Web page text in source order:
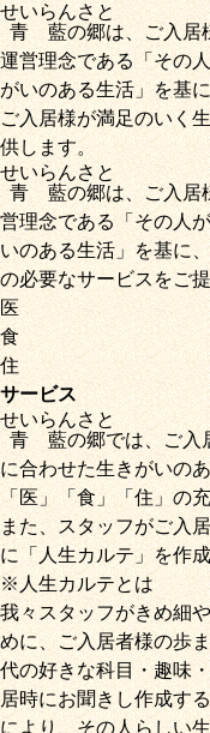
青藍
せいらん
の郷
さと
は、ご入居
運営理念である「その
がいのある生活」を基
ご入居様が満足のいく
供します。
青藍
せいらん
の郷
さと
は、ご入居
営理念である「その人
いのある生活」を基に、
の必要なサービスをご
医
食
住
サービス
青藍
せいらん
の郷
さと
では、ご入
に合わせた生きがいの
「医」 「食」「住」の
また、スタッフがご入
に「人生カルテ」を作
※人生カルテとは
我々スタッフがきめ細
めに、ご入居者様の歩
代の好きな科目・趣味
居時にお聞きし作成す
により、その人らしい